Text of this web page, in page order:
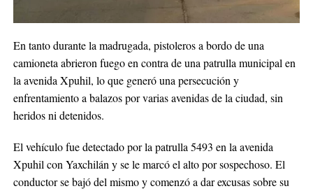
En tanto durante la madrugada, pistoleros a bordo de una
camioneta abrieron fuego en contra de una patrulla municipal en
la avenida Xpuhil, lo que generó una persecución y
enfrentamiento a balazos por varias avenidas de la ciudad, sin
heridos ni detenidos.
El vehículo fue detectado por la patrulla 5493 en la avenida
Xpuhil con Yaxchilán y se le marcó el alto por sospechoso. El
conductor se bajó del mismo y comenzó a dar excusas sobre su